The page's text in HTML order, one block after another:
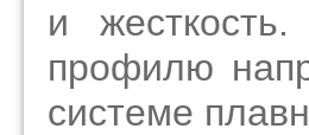
и жесткость.
профилю
системе